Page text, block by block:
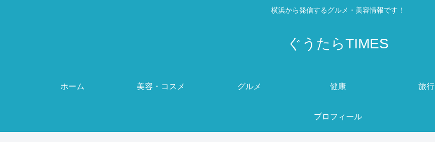
横浜から発信するグルメ・美容情報です！
ぐうたらTIMES
ホーム 美容・コスメ グルメ 健康 旅行
プロフィール